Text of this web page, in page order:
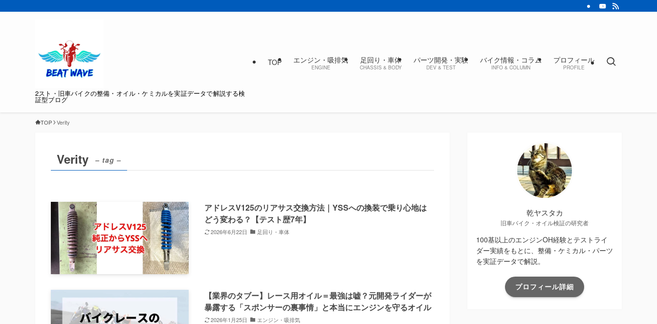
2スト・旧車バイクの整備・オイル・ケミカルを実証データで解説する検
証型ブログ
TOP エンジン・吸排気
ENGINE
足回り・車体
CHASSIS & BODY
パーツ開発・実験
DEV & TEST
バイク情報・コラム
INFO & COLUMN
プロフィール
PROFILE
TOP Verity
Verity – tag –
アドレスV125のリアサス交換方法｜YSSへの換装で乗り心地は
どう変わる？【テスト歴7年】
2026年6月22日 足回り・車体
【業界のタブー】レース用オイル＝最強は嘘？元開発ライダーが
暴露する「スポンサーの裏事情」と本当にエンジンを守るオイル
2026年1月25日 エンジン・吸排気
乾ヤスタカ
旧車バイク・オイル検証の研究者
100基以上のエンジンOH経験とテストライ
ダー実績をもとに、整備・ケミカル・パーツ
を実証データで解説。
プロフィール詳細